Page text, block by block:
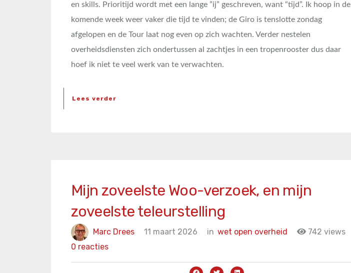
en skills. Prioritijd wordt met een lange ”ij” geschreven, want “tijd”. Ik hoop in de
komende week weer vaker die tijd te vinden; de Giro is tenslotte zondag
afgelopen en de Tour laat nog even op zich wachten. Verder nestelen
overheidsdiensten zich ondertussen al zachtjes in een tropenrooster dus daar
hoef ik niet te veel werk van te verwachten.
Lees verder
Mijn zoveelste Woo-verzoek, en mijn
zoveelste teleurstelling
Marc Drees 11 maart 2026 in wet open overheid
742 views
0 reacties